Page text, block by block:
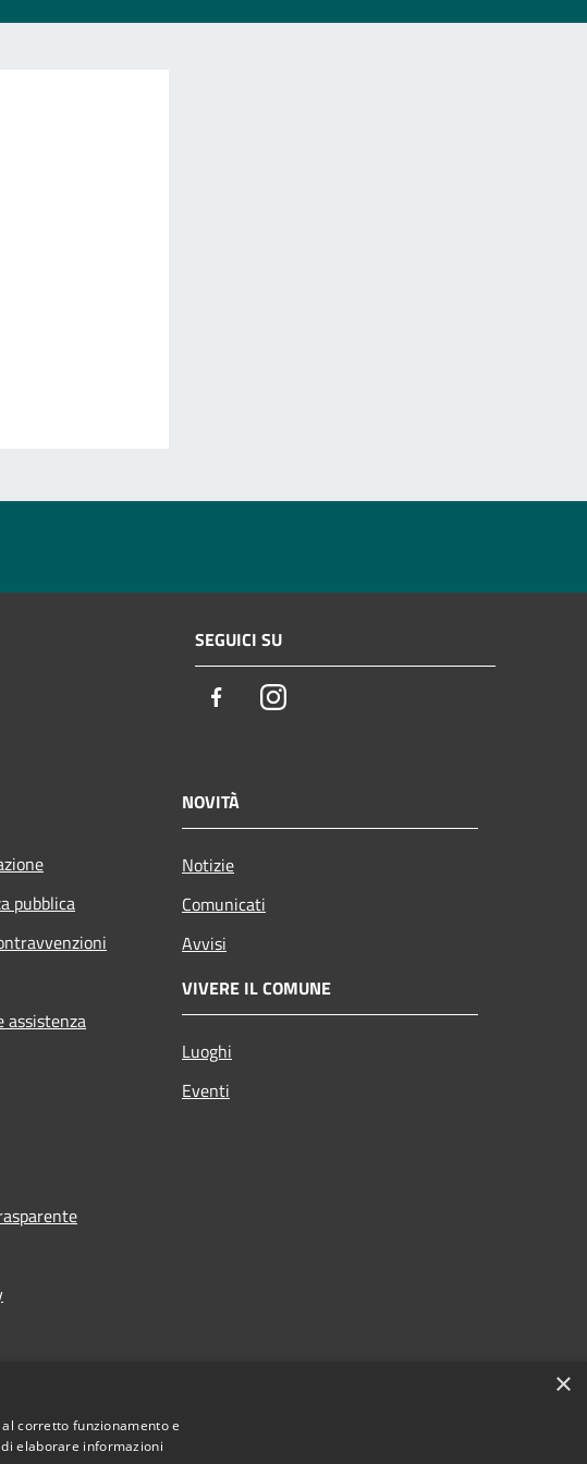
SEGUICI SU
FacebookInstagram
pubblica
assistenza
NOVITÀ
Notizie
Comunicati
Avvisi
VIVERE IL COMUNE
Luoghi
Eventi
×
corretto funzionamento e
elaborare informazioni